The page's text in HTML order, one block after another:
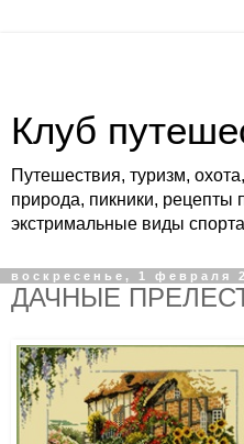
Клуб
Путешествия, туризм,
природа, пикники, рецепты
экстримальные виды спорта
воскресенье, 1 февраля
ДАЧНЫЕ